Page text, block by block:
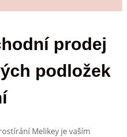
prodej
podložek
Melikey je vaším